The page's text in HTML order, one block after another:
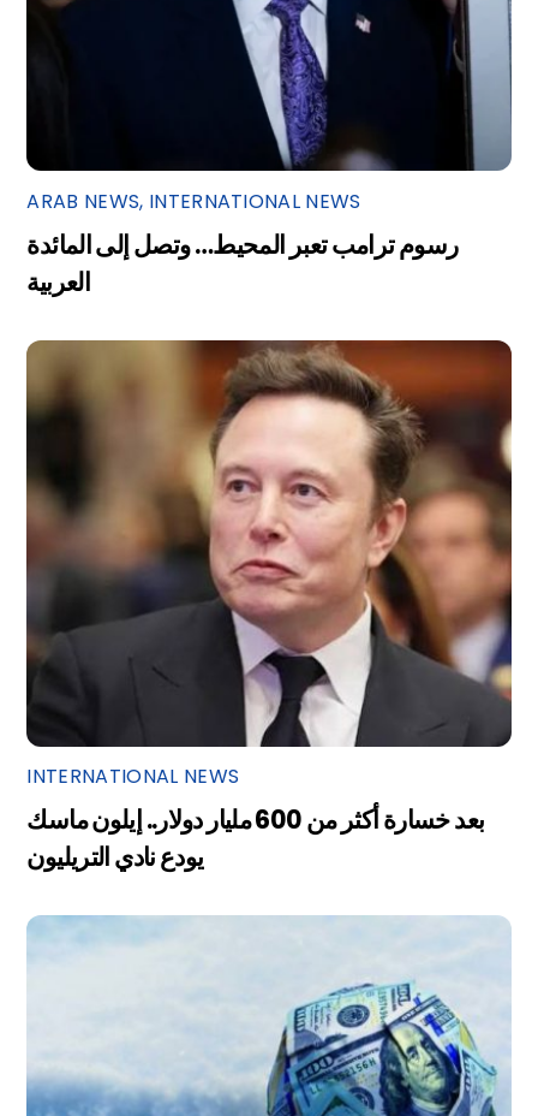
ARAB NEWS, INTERNATIONAL NEWS
رسوم ترامب تعبر المحيط… وتصل إلى المائدة
العربية
INTERNATIONAL NEWS
بعد خسارة أكثر من 600 مليار دولار.. إيلون ماسك
يودع نادي التريليون